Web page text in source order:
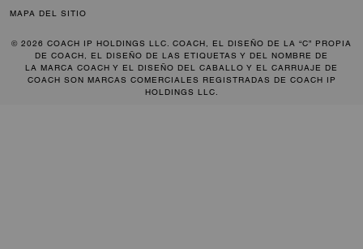
MAPA DEL SITIO
© 2026 COACH IP HOLDINGS LLC. COACH, EL DISEÑO DE LA “C” PROPIA
DE COACH, EL DISEÑO DE LAS ETIQUETAS Y DEL NOMBRE DE
LA MARCA COACH Y EL DISEÑO DEL CABALLO Y EL CARRUAJE DE
COACH SON MARCAS COMERCIALES REGISTRADAS DE COACH IP
HOLDINGS LLC.